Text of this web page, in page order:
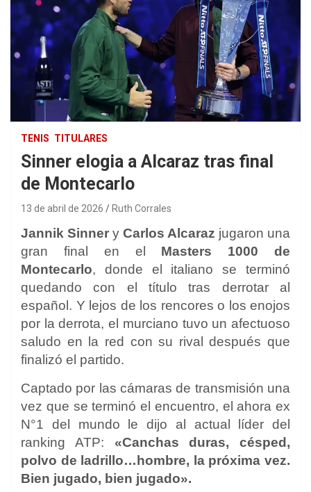
TENIS TITULARES
Sinner elogia a Alcaraz tras final
de Montecarlo
13 de abril de 2026 Ruth Corrales
Jannik Sinner y Carlos Alcaraz jugaron una
gran final en el Masters 1000 de
Montecarlo, donde el italiano se terminó
quedando con el título tras derrotar al
español. Y lejos de los rencores o los enojos
por la derrota, el murciano tuvo un afectuoso
saludo en la red con su rival después que
finalizó el partido.
Captado por las cámaras de transmisión una
vez que se terminó el encuentro, el ahora ex
N°1 del mundo le dijo al actual líder del
ranking ATP: «Canchas duras, césped,
polvo de ladrillo…hombre, la próxima vez.
Bien jugado, bien jugado».